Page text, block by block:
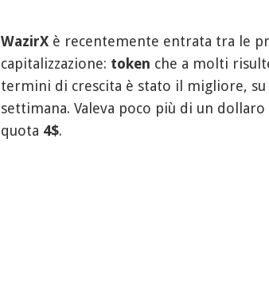
WazirXè recentemente entrata tra le
capitalizzazione: token che a molti
termini di crescita è stato il migliore, su
settimana. Valeva poco più di un
quota 4$.